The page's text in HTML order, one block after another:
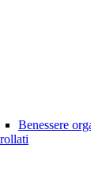
Benessere